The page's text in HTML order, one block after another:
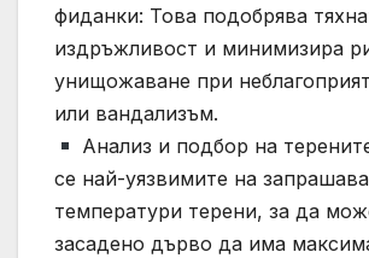
фиданки: Това подобрява
издръжливост и минимизира
унищожаване при
или вандализъм.
Анализ и подбор на
се най-уязвимите на
температури терени, за да
засадено дърво да има